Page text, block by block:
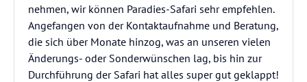
nehmen, wir können Paradies-Safari sehr empfehlen.
Angefangen von der Kontaktaufnahme und Beratung,
die sich über Monate hinzog, was an unseren vielen
Änderungs- oder Sonderwünschen lag, bis hin zur
Durchführung der Safari hat alles super gut geklappt!